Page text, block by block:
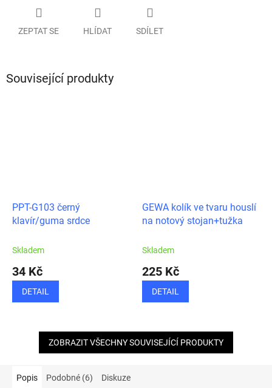
ZEPTAT SE HLÍDAT SDÍLET
Související produkty
PPT-G103 černý
klavír/guma srdce
Skladem
34 Kč
DETAIL
GEWA kolík ve tvaru houslí
na notový stojan+tužka
Skladem
225 Kč
DETAIL
ZOBRAZIT VŠECHNY SOUVISEJÍCÍ PRODUKTY
Popis Podobné (6) Diskuze